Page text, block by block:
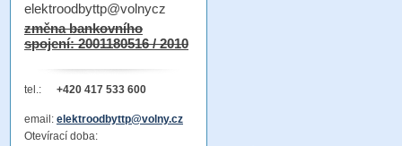
elektroodbyttp@volnycz
změna bankovního
spojení: 2001180516 / 2010
tel.: +420 417 533 600
email: elektroodbyttp@volny.cz
Otevírací doba: